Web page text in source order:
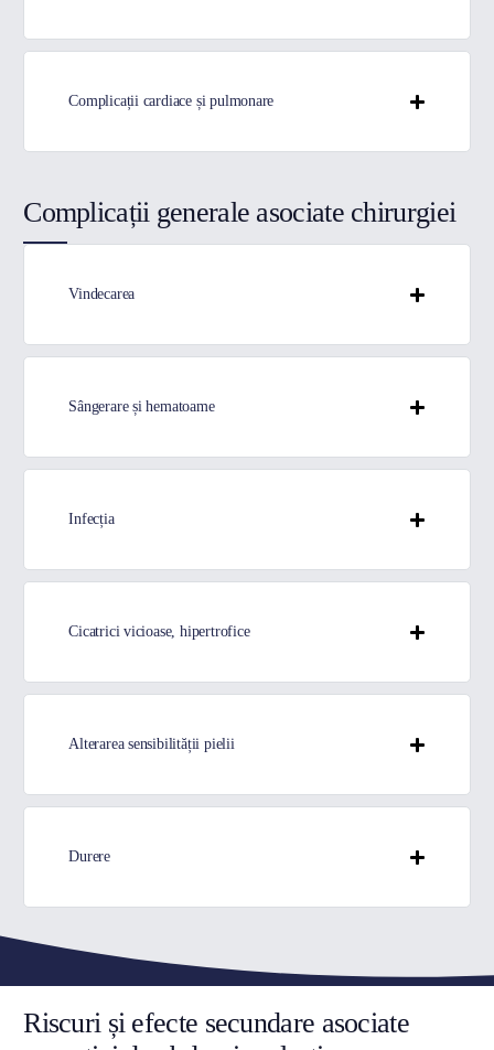
Complicații generale asociate chirurgiei
Vindecarea
Sângerare și hematoame
Infecția
Cicatrici vicioase, hipertrofice
Alterarea sensibilității pielii
Durere
Complicații cardiace și pulmonare
Riscuri și efecte secundare asociate